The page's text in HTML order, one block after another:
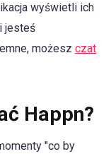
wyświetli ich
jesteś
możesz czat
Happn?
"co by